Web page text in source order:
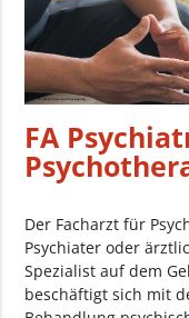
FA
Der Facharzt für
Psychiater oder
Spezialist auf dem
beschäftigt sich mit